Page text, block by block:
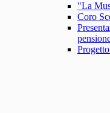
"La
Coro